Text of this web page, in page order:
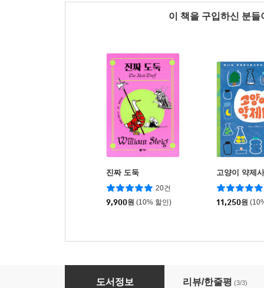
이 책을 구입하신 분
진짜 도둑
20건
9,900원 (10% 할인)
고양이 약제사
11,250원
이야기가 사는 숲
도서정보 리뷰/한줄평 (3/3)